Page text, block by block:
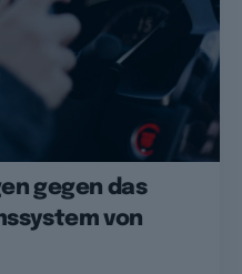
gegen das
von